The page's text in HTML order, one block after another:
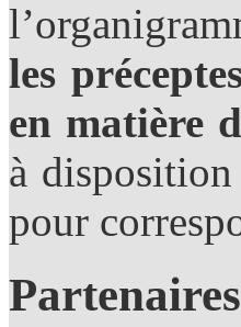
les
en matière
à
pour
Partenaires